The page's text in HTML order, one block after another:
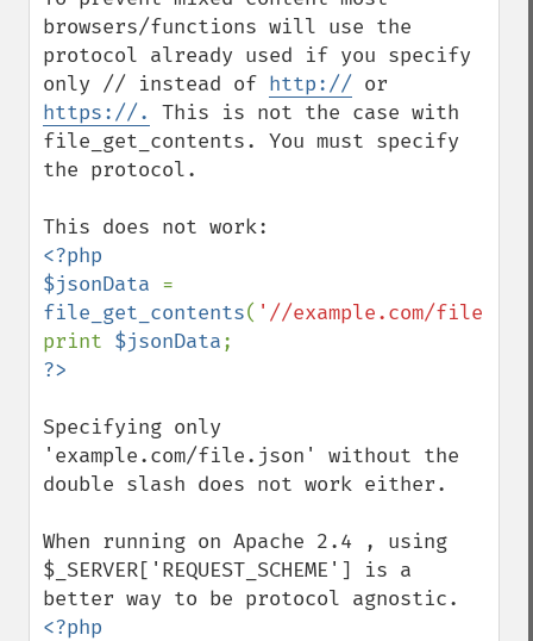
browsers/functions will use the
protocol already used if you specify
only // instead of http://
https://.
This is not the case with
file_get_contents. You must specify
the protocol.
<?php
$jsonData
file_get_contents( '//example.com/
print $jsonData
Specifying only
'example.com/file.json' without the
double slash does not work either.
When running on Apache 2.4 , using
$_SERVER['REQUEST_SCHEME'] is a
<?php